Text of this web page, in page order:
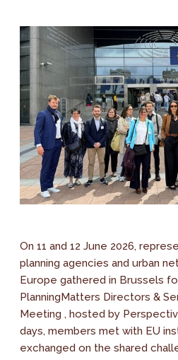
On 11 and 12 June 2026,
planning agencies and urban
Europe gathered in Brussels
PlanningMatters Directors &
Meeting , hosted by
days, members met with EU
exchanged on the shared